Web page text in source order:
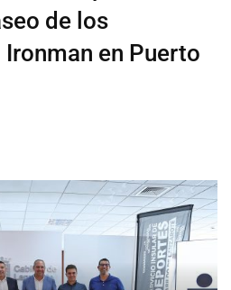
de los
en Puerto